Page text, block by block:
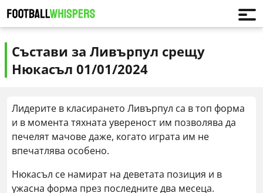
Състави за Ливърпул срещу
Нюкасъл 01/01/2024
Лидерите в класирането Ливърпул са в топ форма
и в момента тяхната увереност им позволява да
печелят мачове даже, когато играта им не
впечатлява особено.
Нюкасъл се намират на деветата позиция и в
ужасна форма през последните два месеца.